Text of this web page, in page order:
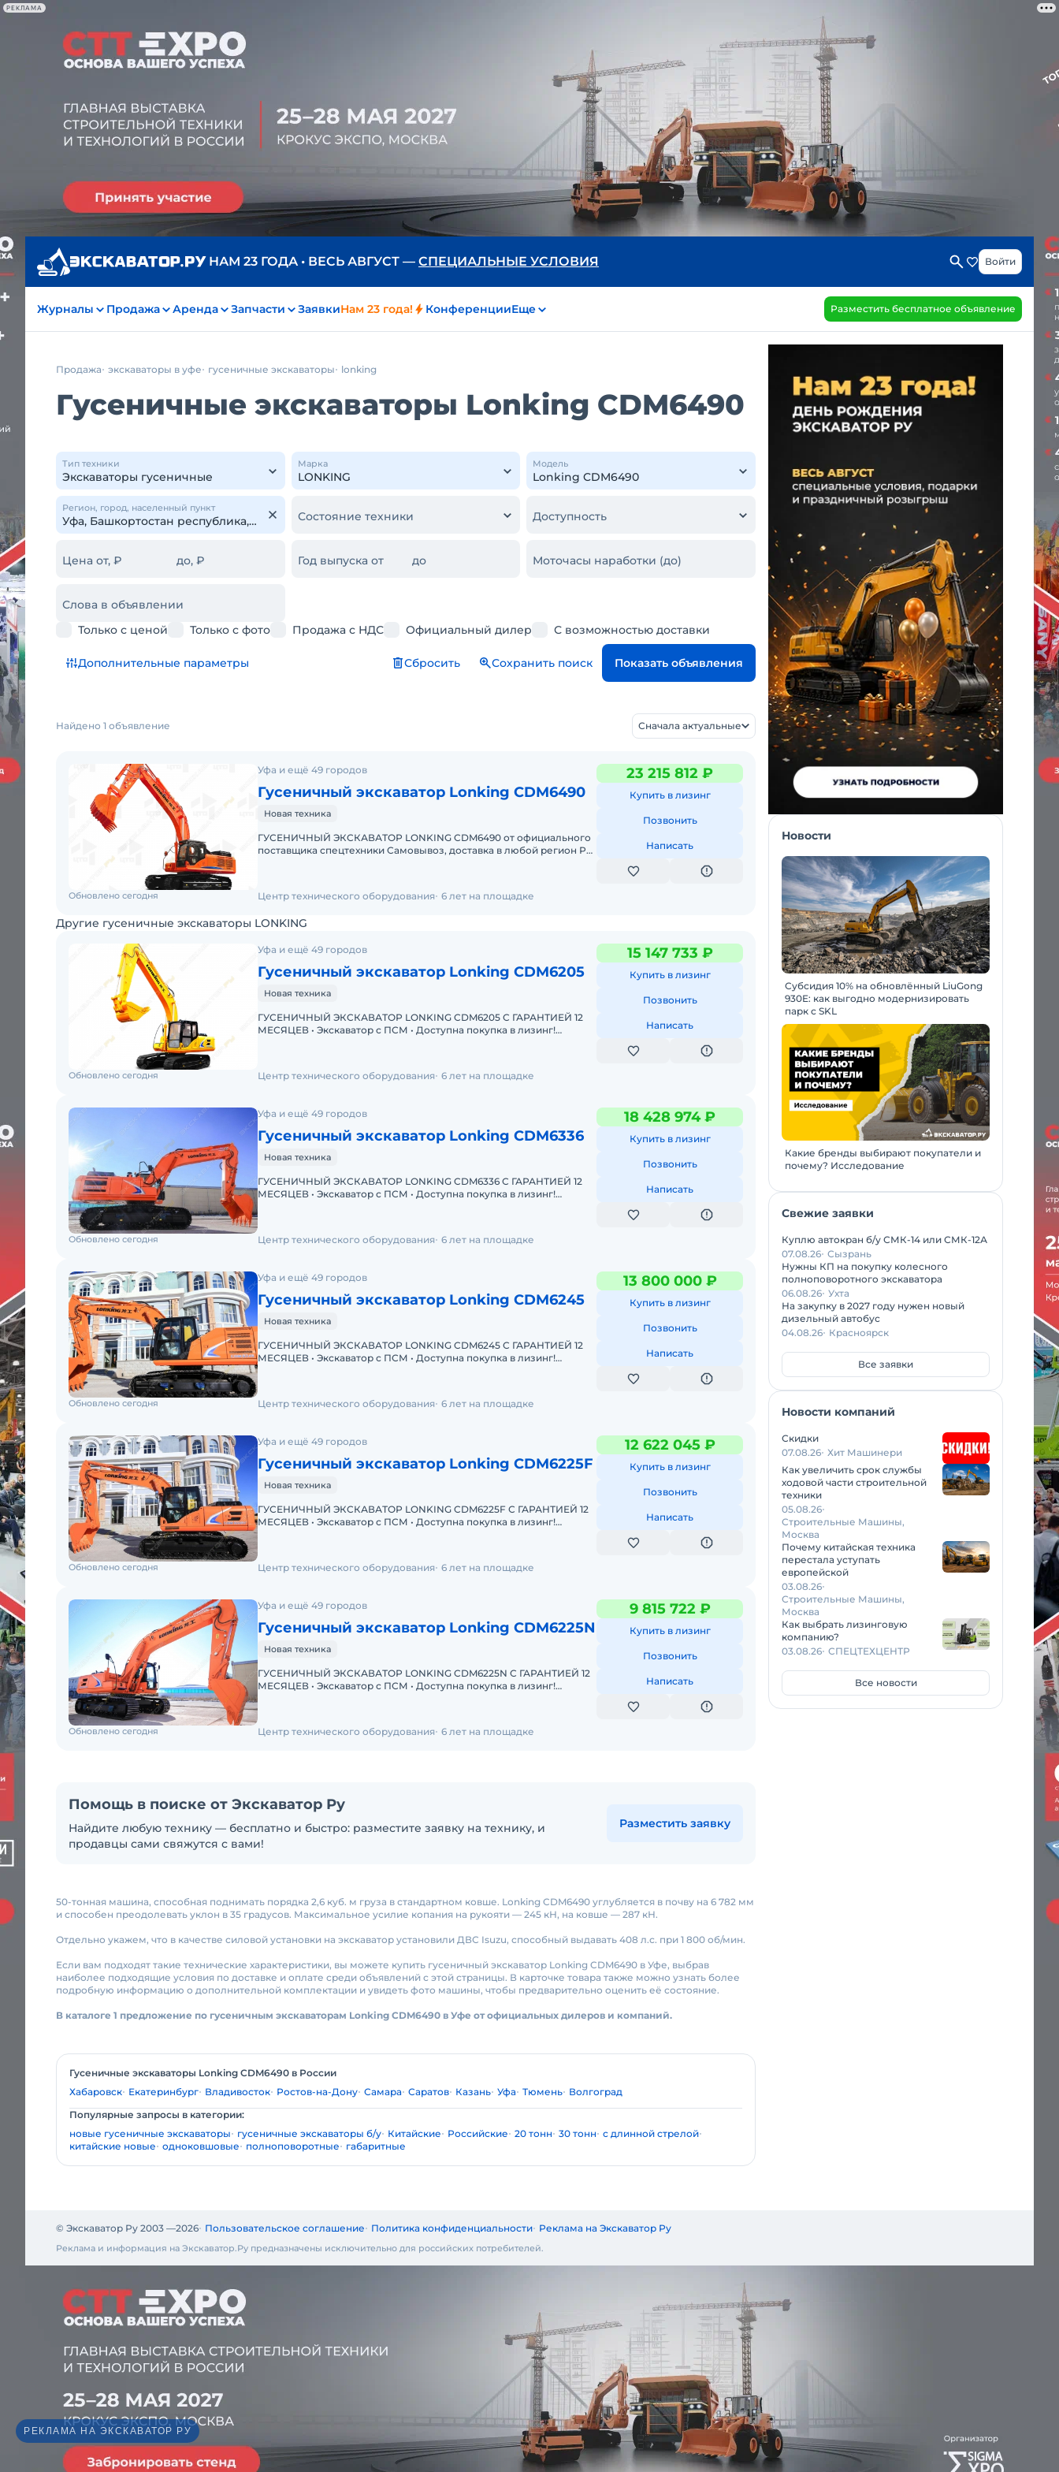
РЕКЛАМА
НАМ 23 ГОДА • ВЕСЬ АВГУСТ — СПЕЦИАЛЬНЫЕ УСЛОВИЯ Войти
Журналы Продажа Аренда Запчасти ЗаявкиНам 23 года! КонференцииЕще Разместить бесплатное объявление
Продажа экскаваторы в уфе гусеничные экскаваторы lonking
Гусеничные экскаваторы Lonking CDM6490
Тип техники Марка Модель
Регион, город, населенный пункт
Состояние техники Доступность
Цена от, ₽ до, ₽ Год выпуска от до Моточасы наработки (до)
Слова в объявлении
Только с ценой
Только с фото Продажа с НДС Официальный дилер С возможностью доставки
Дополнительные параметры Сбросить Сохранить поиск Показать объявления
Найдено 1 объявление Сначала актуальные
Уфа и ещё 49 городов
Гусеничный экскаватор Lonking CDM6490
Новая техника
ГУСЕНИЧНЫЙ ЭКСКАВАТОР LONKING CDM6490 от официального
поставщика спецтехники Самовывоз, доставка в любой регион РФ
23 215 812 ₽
Купить в лизинг
Позвонить
Написать
Обновлено сегодня Центр технического оборудования 6 лет на площадке
Другие гусеничные экскаваторы LONKING
Уфа и ещё 49 городов
Гусеничный экскаватор Lonking CDM6205
Новая техника
ГУСЕНИЧНЫЙ ЭКСКАВАТОР LONKING CDM6205 С ГАРАНТИЕЙ 12
МЕСЯЦЕВ • Экскаватор с ПСМ • Доступна покупка в лизинг!
15 147 733 ₽
Купить в лизинг
Позвонить
Написать
Обновлено сегодня Центр технического оборудования 6 лет на площадке
Уфа и ещё 49 городов
Гусеничный экскаватор Lonking CDM6336
Новая техника
ГУСЕНИЧНЫЙ ЭКСКАВАТОР LONKING CDM6336 С ГАРАНТИЕЙ 12
МЕСЯЦЕВ • Экскаватор с ПСМ • Доступна покупка в лизинг!
18 428 974 ₽
Купить в лизинг
Позвонить
Написать
Обновлено сегодня Центр технического оборудования 6 лет на площадке
Уфа и ещё 49 городов
Гусеничный экскаватор Lonking CDM6245
Новая техника
ГУСЕНИЧНЫЙ ЭКСКАВАТОР LONKING CDM6245 С ГАРАНТИЕЙ 12
МЕСЯЦЕВ • Экскаватор с ПСМ • Доступна покупка в лизинг!
13 800 000 ₽
Купить в лизинг
Позвонить
Написать
Обновлено сегодня Центр технического оборудования 6 лет на площадке
Уфа и ещё 49 городов
Гусеничный экскаватор Lonking CDM6225F
Новая техника
ГУСЕНИЧНЫЙ ЭКСКАВАТОР LONKING CDM6225F С ГАРАНТИЕЙ 12
МЕСЯЦЕВ • Экскаватор с ПСМ • Доступна покупка в лизинг!
12 622 045 ₽
Купить в лизинг
Позвонить
Написать
Обновлено сегодня Центр технического оборудования 6 лет на площадке
Уфа и ещё 49 городов
Гусеничный экскаватор Lonking CDM6225N
Новая техника
ГУСЕНИЧНЫЙ ЭКСКАВАТОР LONKING CDM6225N С ГАРАНТИЕЙ 12
МЕСЯЦЕВ • Экскаватор с ПСМ • Доступна покупка в лизинг!
9 815 722 ₽
Купить в лизинг
Позвонить
Написать
Обновлено сегодня Центр технического оборудования 6 лет на площадке
Помощь в поиске от Экскаватор Ру
Найдите любую технику — бесплатно и быстро: разместите заявку на технику, и
продавцы сами свяжутся с вами!
Разместить заявку
50-тонная машина, способная поднимать порядка 2,6 куб. м груза в стандартном ковше. Lonking CDM6490 углубляется в почву на 6 782 мм
и способен преодолевать уклон в 35 градусов. Максимальное усилие копания на рукояти — 245 кН, на ковше — 287 кН.
Отдельно укажем, что в качестве силовой установки на экскаватор установили ДВС Isuzu, способный выдавать 408 л.с. при 1 800 об/мин.
Если вам подходят такие технические характеристики, вы можете купить гусеничный экскаватор Lonking CDM6490 в Уфе, выбрав
наиболее подходящие условия по доставке и оплате среди объявлений с этой страницы. В карточке товара также можно узнать более
подробную информацию о дополнительной комплектации и увидеть фото машины, чтобы предварительно оценить её состояние.
В каталоге 1 предложение по гусеничным экскаваторам Lonking CDM6490 в Уфе от официальных дилеров и компаний.
Гусеничные экскаваторы Lonking CDM6490 в России
Хабаровск Екатеринбург Владивосток Ростов-на-Дону Самара Саратов Казань Уфа Тюмень Волгоград
Популярные запросы в категории:
новые гусеничные экскаваторы
гусеничные экскаваторы б/у Китайские Российские 20 тонн 30 тонн с длинной стрелой
китайские новые одноковшовые полноповоротные габаритные
Новости
Субсидия 10% на обновлённый LiuGong
930E: как выгодно модернизировать
парк с SKL
Какие бренды выбирают покупатели и
почему? Исследование
Свежие заявки
Куплю автокран б/у СМК-14 или СМК-12А
07.08.26 Сызрань
Нужны КП на покупку колесного
полноповоротного экскаватора
06.08.26 Ухта
На закупку в 2027 году нужен новый
дизельный автобус
04.08.26 Красноярск
Все заявки
Новости компаний
Скидки
07.08.26 Хит Машинери
Как увеличить срок службы
ходовой части строительной
техники
05.08.26
Строительные Машины,
Москва
Почему китайская техника
перестала уступать
европейской
03.08.26
Строительные Машины,
Москва
Как выбрать лизинговую
компанию?
03.08.26 СПЕЦТЕХЦЕНТР
Все новости
© Экскаватор Ру 2003 —2026 Пользовательское соглашение Политика конфиденциальности Реклама на Экскаватор Ру
Реклама и информация на Экскаватор.Ру предназначены исключительно для российских потребителей.